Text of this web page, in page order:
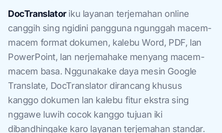
DocTranslatoriku layanan terjemahan online
canggih sing ngidini pangguna ngunggah macem-
macem format dokumen, kalebu Word, PDF, lan
PowerPoint, lan nerjemahake menyang macem-
macem basa. Nggunakake daya mesin Google
Translate, DocTranslator dirancang khusus
kanggo dokumen lan kalebu fitur ekstra sing
nggawe luwih cocok kanggo tujuan iki
dibandhingake karo layanan terjemahan standar.